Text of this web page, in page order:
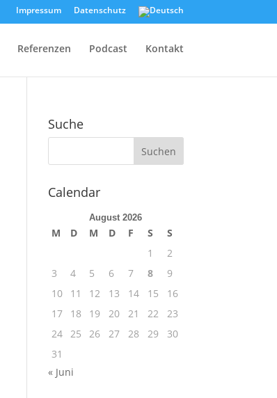
Impressum Datenschutz
Referenzen Podcast Kontakt
Suche
Calendar
August 2026
M D M D F S
S
1
2
3
4 5 6 7 8
9
10
11 12 13 14 15
16
17
18 19 20 21 22
23
24 25 26 27 28 29
30
31
« Juni